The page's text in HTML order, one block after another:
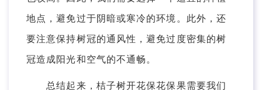
地点，避免过于阴暗或寒冷的环境。此外，还
要注意保持树冠的通风性，避免过度密集的树
冠造成阳光和空气的不通畅。
总结起来，桔子树开花保花保果需要我们